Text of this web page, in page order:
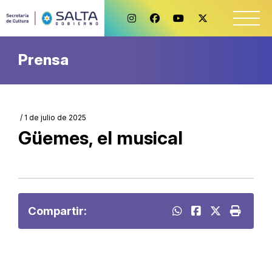
Prensa
/ 1 de julio de 2025
Güemes, el musical
Compartir: